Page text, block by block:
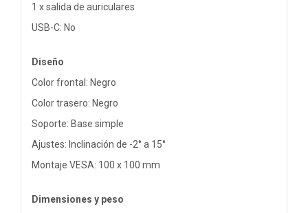
1 x salida de auriculares
USB-C: No
Diseño
Color frontal: Negro
Color trasero: Negro
Soporte: Base simple
Ajustes: Inclinación de -2° a 15°
Montaje VESA: 100 x 100 mm
Dimensiones y peso